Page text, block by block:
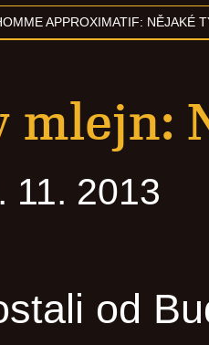
APPROXIMATIF: NĚJAKÉ
mlejn:
11. 2013
od